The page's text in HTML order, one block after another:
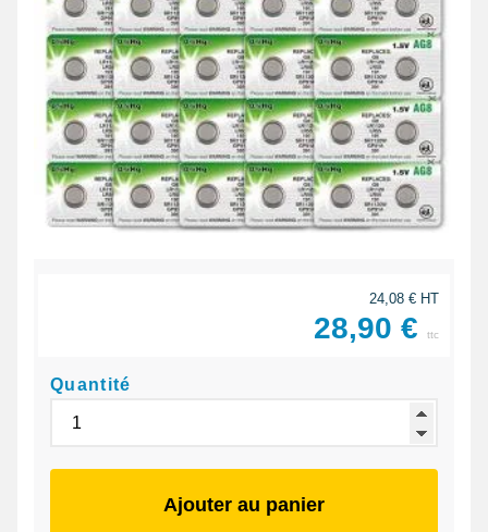
24,08 € HT
28,90 € ttc
Quantité
Ajouter au panier